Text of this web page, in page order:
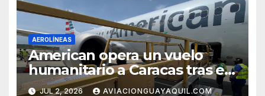
AEROLÍNEAS
American opera un vuelo
humanitario a Caracas tras el
terremoto en Venezuela
JUL 2, 2026 AVIACIONGUAYAQUIL.COM